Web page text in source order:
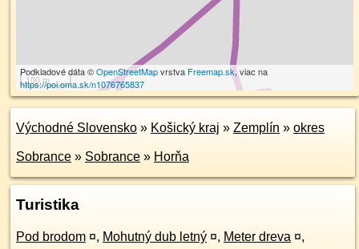
100 m
Podkladové dáta ©OpenStreetMapvrstva Freemap.sk, viac na
https://poi.oma.sk/n1076765837
Východné Slovensko » Košický kraj » Zemplín » okres
Sobrance » Sobrance » Horňa
Turistika
Pod brodom ¤, Mohutný dub letný ¤, Meter dreva ¤,